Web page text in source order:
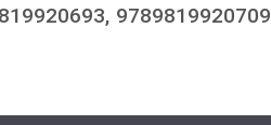
9789819920709